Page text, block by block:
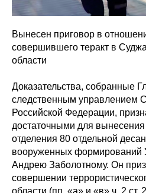
Вынесен приговор в
совершившего теракт в
области
Доказательства, собранные
следственным управлением
Российской Федерации,
достаточными для
отделения 80 отдельной
вооруженных формирований
Андрею Заболотному. Он
совершении
области (пп. «а» и «в» ч. 2 ст.